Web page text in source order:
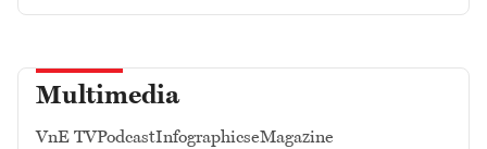
Multimedia
VnE TVPodcastInfographicseMagazine